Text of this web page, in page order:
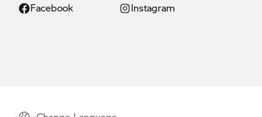
Facebook Instagram